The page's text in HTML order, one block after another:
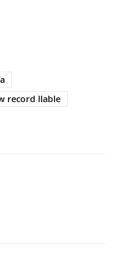
record llable